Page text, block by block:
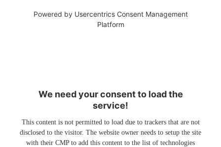
Powered by Usercentrics Consent Management
Platform
We need your consent to load the
service!
This content is not permitted to load due to trackers that are not
disclosed to the visitor. The website owner needs to setup the site
with their CMP to add this content to the list of technologies